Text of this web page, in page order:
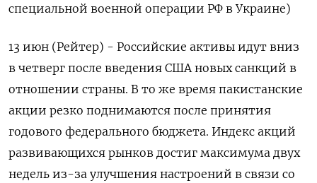
специальной военной операции РФ в Украине)
13 июн (Рейтер) - Российские активы идут вниз
в четверг после введения США новых санкций в
отношении страны. В то же время пакистанские
акции резко поднимаются после принятия
годового федерального бюджета. Индекс акций
развивающихся рынков достиг максимума двух
недель из-за улучшения настроений в связи со